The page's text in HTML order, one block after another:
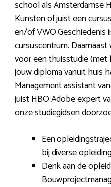
school als Amsterdamse
Kunsten of juist een
en/of VWO Geschiedenis
cursuscentrum.
voor een thuisstudie (met
jouw diploma vanuit huis
Management assistant
juist HBO Adobe expert
onze studiegidsen
Een
bij diverse
Denk aan de